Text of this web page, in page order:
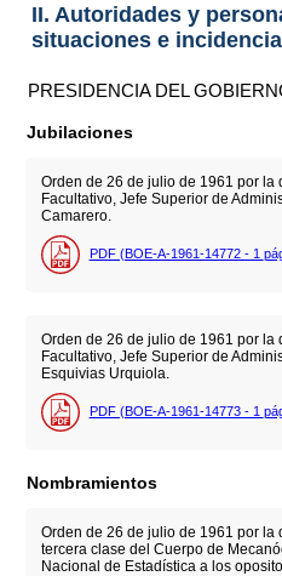
II. Autoridades y
situaciones e
PRESIDENCIA DEL
Jubilaciones
Orden de 26 de julio de 1961 por la
Facultativo, Jefe Superior de
Camarero.
PDF (BOE-A-1961-14772 - 1
Orden de 26 de julio de 1961 por la
Facultativo, Jefe Superior de
Esquivias Urquiola.
PDF (BOE-A-1961-14773 - 1
Nombramientos
Orden de 26 de julio de 1961 por la
tercera clase del Cuerpo de
Nacional de Estadística a los